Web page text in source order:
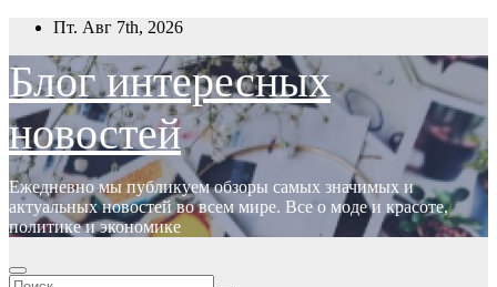
Перейти
содержимому
Пт. Авг 7th, 2026
Блог интересных
новостей
Ежедневно мы публикуем обзоры самых значимых и
актуальных новостей во всем мире. Все о моде и красоте,
политике и экономике